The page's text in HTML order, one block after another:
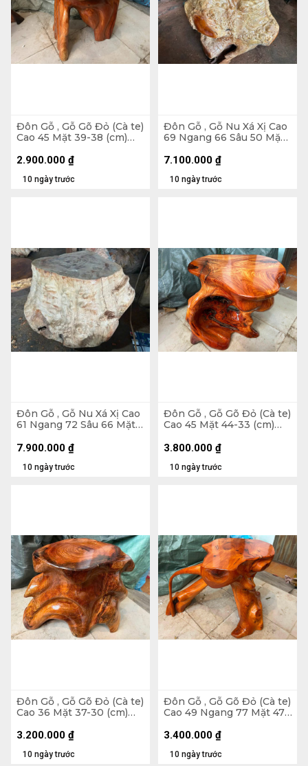
Đôn Gỗ , Gỗ Gõ Đỏ (Cà te)
Cao 45 Mặt 39-38 (cm)
10 ngày trước
2.900.000 ₫
Đôn Gỗ , Gỗ Nu Xá Xị Cao
69 Ngang 66 Sâu 50 Mặt
10 ngày trước
7.100.000 ₫
Đôn Gỗ , Gỗ Nu Xá Xị Cao
61 Ngang 72 Sâu 66 Mặt
10 ngày trước
7.900.000 ₫
Đôn Gỗ , Gỗ Gõ Đỏ (Cà te)
Cao 45 Mặt 44-33 (cm)
10 ngày trước
3.800.000 ₫
Đôn Gỗ , Gỗ Gõ Đỏ (Cà te)
Cao 36 Mặt 37-30 (cm)
10 ngày trước
3.200.000 ₫
Đôn Gỗ , Gỗ Gõ Đỏ (Cà te)
Cao 49 Ngang 77 Mặt 47-
10 ngày trước
3.400.000 ₫